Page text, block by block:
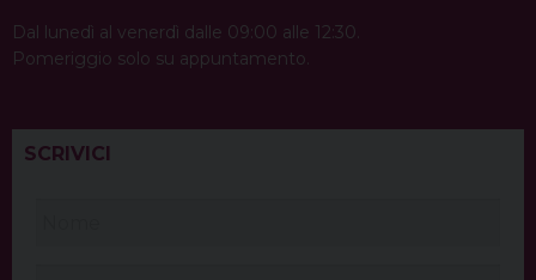
Dal lunedì al venerdì dalle 09:00 alle 12:30.
Pomeriggio solo su appuntamento.
SCRIVICI